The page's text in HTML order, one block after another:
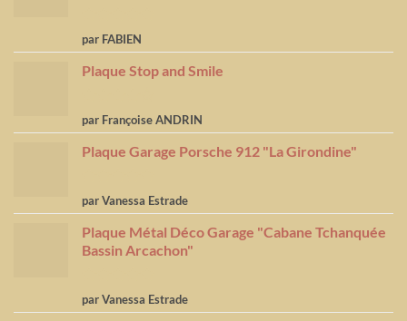
Note5sur
5
par FABIEN
Plaque Stop and Smile
Note4
sur 5
par Françoise ANDRIN
Plaque Garage Porsche 912 "La Girondine"
Note5sur
5
par Vanessa Estrade
Plaque Métal Déco Garage "Cabane Tchanquée
Bassin Arcachon"
Note5sur
5
par Vanessa Estrade